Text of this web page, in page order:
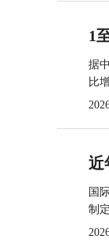
1
据
比
近
国
制